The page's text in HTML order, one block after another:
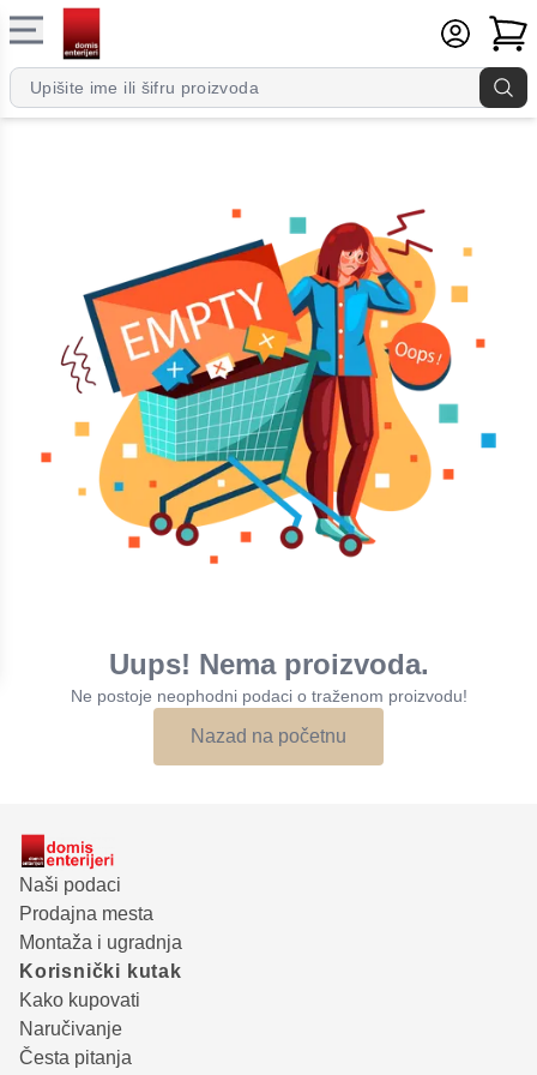
Uups! Nema proizvoda.
Ne postoje neophodni podaci o traženom proizvodu!
Nazad na početnu
Naši podaci
Prodajna mesta
Montaža i ugradnja
Korisnički kutak
Kako kupovati
Naručivanje
Česta pitanja